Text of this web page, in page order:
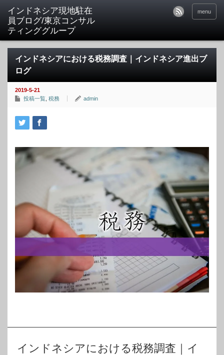
menu
インドネシアにおける税務調査｜インドネシア進出ブ
ログ
2019-5-21
投稿一覧 税務 admin
インドネシアにおける税務調査｜イ